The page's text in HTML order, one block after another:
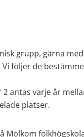
grupp, gärna
följer de
antas varje år
platser.
Molkom